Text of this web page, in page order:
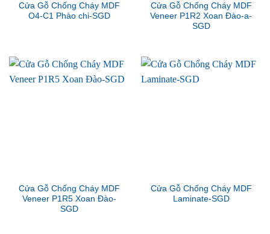
Cửa Gỗ Chống Cháy MDF
O4-C1 Phào chi-SGD
Cửa Gỗ Chống Cháy MDF
Veneer P1R2 Xoan Đào-a-
SGD
Cửa Gỗ Chống Cháy MDF
Veneer P1R5 Xoan Đào-
SGD
Cửa Gỗ Chống Cháy MDF
Laminate-SGD